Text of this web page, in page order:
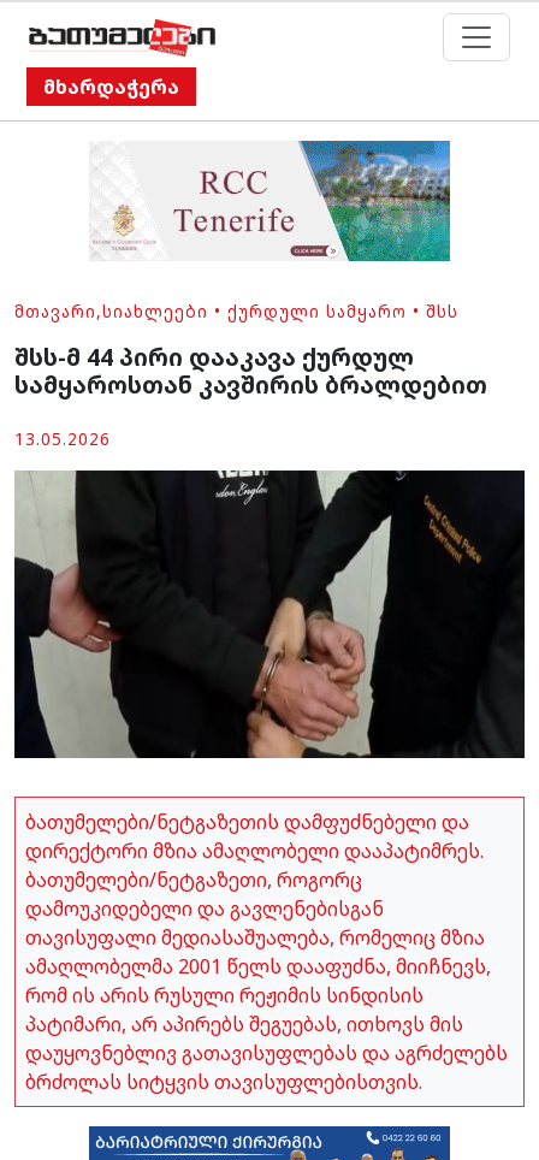
მხარდაჭერა
ᲛᲗᲐᲕᲐᲠᲘ,ᲡᲘᲐᲮᲚᲔᲔᲑᲘ • ᲥᲣᲠᲓᲣᲚᲘ ᲡᲐᲛᲧᲐᲠᲝ • ᲨᲡᲡ
შსს-მ 44 პირი დააკავა ქურდულ
სამყაროსთან კავშირის ბრალდებით
13.05.2026
ბათუმელები/ნეტგაზეთის დამფუძნებელი და
დირექტორი მზია ამაღლობელი დააპატიმრეს.
ბათუმელები/ნეტგაზეთი, როგორც
დამოუკიდებელი და გავლენებისგან
თავისუფალი მედიასაშუალება, რომელიც მზია
ამაღლობელმა 2001 წელს დააფუძნა, მიიჩნევს,
რომ ის არის რუსული რეჟიმის სინდისის
პატიმარი, არ აპირებს შეგუებას, ითხოვს მის
დაუყოვნებლივ გათავისუფლებას და აგრძელებს
ბრძოლას სიტყვის თავისუფლებისთვის.